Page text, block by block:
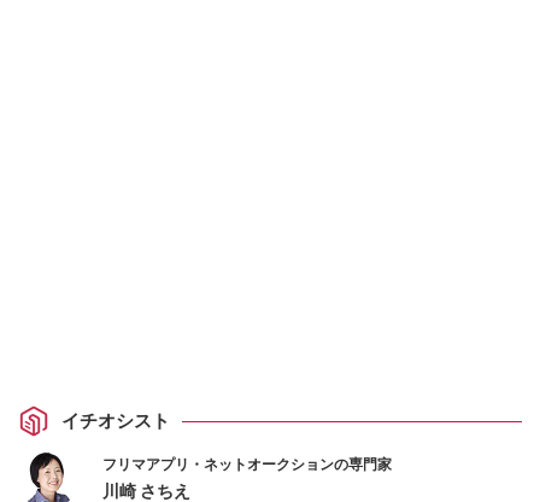
イチオシスト
フリマアプリ・ネットオークションの専門家
川崎 さちえ